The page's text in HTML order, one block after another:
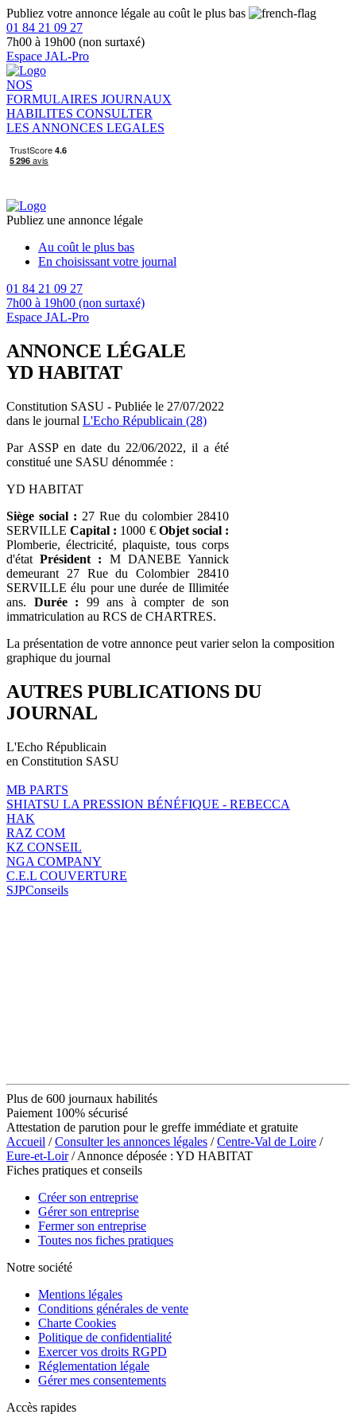
Publiez votre annonce légale au coût le plus bas
01 84 21 09 27
7h00 à 19h00 (non surtaxé)
Espace JAL-Pro
NOS
FORMULAIRES JOURNAUX
HABILITES CONSULTER
LES ANNONCES LEGALES
Publiez une annonce légale
Au coût le plus bas
En choisissant votre journal
01 84 21 09 27
7h00 à 19h00 (non surtaxé)
Espace JAL-Pro
ANNONCE LÉGALE
YD HABITAT
Constitution SASU - Publiée le 27/07/2022
dans le journal L'Echo Républicain (28)
Par ASSP en date du 22/06/2022, il a été
constitué une SASU dénommée :
YD HABITAT
Siège social : 27 Rue du colombier 28410
SERVILLECapital : 1000 € Objet social :
Plomberie, électricité, plaquiste, tous corps
d'étatPrésident : M DANEBE Yannick
demeurant 27 Rue du Colombier 28410
SERVILLE élu pour une durée de Illimitée
ans. Durée : 99 ans à compter de son
immatriculation au RCS de CHARTRES.
La présentation de votre annonce peut varier selon la composition
graphique du journal
AUTRES PUBLICATIONS DU
JOURNAL
L'Echo Républicain
en Constitution SASU
MB PARTS
SHIATSU LA PRESSION BÉNÉFIQUE - REBECCA
HAK
RAZ COM
KZ CONSEIL
NGA COMPANY
C.E.L COUVERTURE
SJPConseils
Plus de 600 journaux habilités
Paiement 100% sécurisé
Attestation de parution pour le greffe immédiate et gratuite
Accueil /Consulter les annonces légales /Centre-Val de Loire /
Eure-et-Loir/ Annonce déposée : YD HABITAT
Fiches pratiques et conseils
Créer son entreprise
Gérer son entreprise
Fermer son entreprise
Toutes nos fiches pratiques
Notre société
Mentions légales
Conditions générales de vente
Charte Cookies
Politique de confidentialité
Exercer vos droits RGPD
Réglementation légale
Gérer mes consentements
Accès rapides